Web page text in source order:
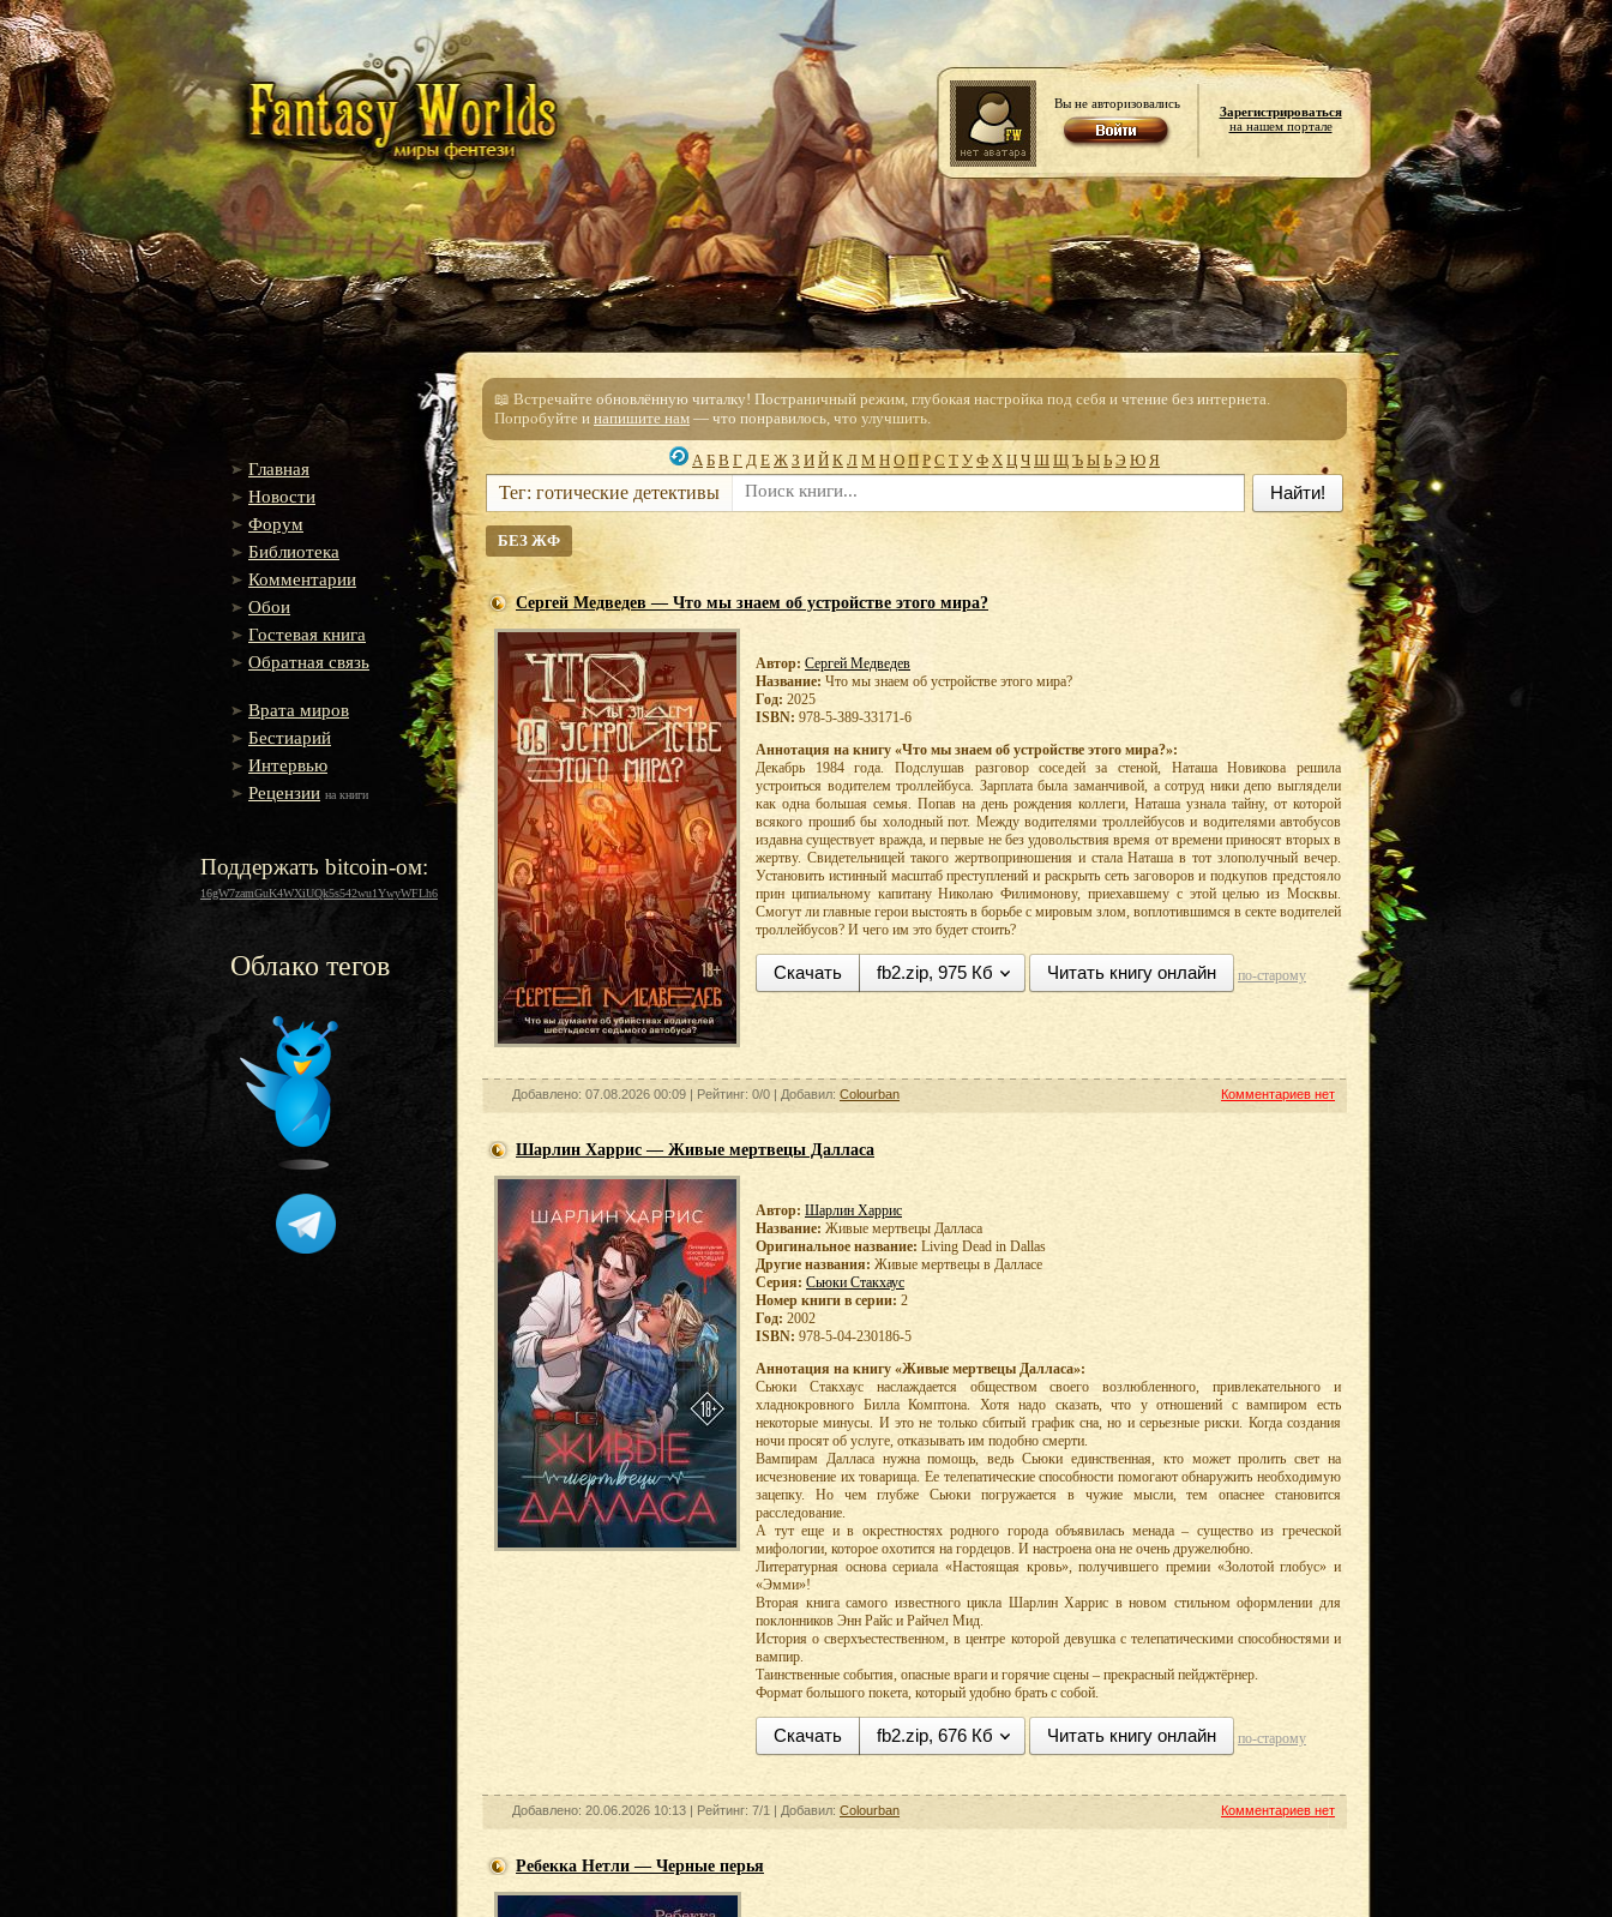
Вы не авторизовались
Зарегистрироваться
на нашем портале
Главная
Новости
Форум
Библиотека
Комментарии
Обои
Гостевая книга
Обратная связь
Врата миров
Бестиарий
Интервью
Рецензии на книги
Поддержать bitcoin-ом:
16gW7zamGuK4WXiUQk5s542wu1YwyWFLh6
Облако тегов
📖 Встречайте обновлённую читалку! Постраничный режим, глубокая настройка под себя и чтение без интернета.
Попробуйте и напишите нам — что понравилось, что улучшить.
А Б В Г Д Е Ж З И Й К Л М Н О П Р С Т У Ф Х Ц Ч Ш Щ Ъ Ы Ь Э Ю Я
Найти!
Тег: готические детективы
БЕЗ ЖФ
Сергей Медведев — Что мы знаем об устройстве этого мира?
Автор: Сергей Медведев
Название: Что мы знаем об устройстве этого мира?
Год: 2025
ISBN: 978-5-389-33171-6
Аннотация на книгу «Что мы знаем об устройстве этого мира?»:
Декабрь 1984 года. Подслушав разговор соседей за стеной, Наташа Новикова решила
устроиться водителем троллейбуса. Зарплата была заманчивой, а сотруд ники депо выглядели
как одна большая семья. Попав на день рождения коллеги, Наташа узнала тайну, от которой
всякого прошиб бы холодный пот. Между водителями троллейбусов и водителями автобусов
издавна существует вражда, и первые не без удовольствия время от времени приносят вторых в
жертву. Свидетельницей такого жертвоприношения и стала Наташа в тот злополучный вечер.
Установить истинный масштаб преступлений и раскрыть сеть заговоров и подкупов предстояло
прин ципиальному капитану Николаю Филимонову, приехавшему с этой целью из Москвы.
Смогут ли главные герои выстоять в борьбе с мировым злом, воплотившимся в секте водителей
троллейбусов? И чего им это будет стоить?
Скачать fb2.zip, 975 Кб Читать книгу онлайн по-старому
Добавлено: 07.08.2026 00:09 | Рейтинг: 0/0 | Добавил: Colourban Комментариев нет
Шарлин Харрис — Живые мертвецы Далласа
Автор: Шарлин Харрис
Название: Живые мертвецы Далласа
Оригинальное название: Living Dead in Dallas
Другие названия: Живые мертвецы в Далласе
Серия: Сьюки Стакхаус
Номер книги в серии: 2
Год: 2002
ISBN: 978-5-04-230186-5
Аннотация на книгу «Живые мертвецы Далласа»:
Сьюки Стакхаус наслаждается обществом своего возлюбленного, привлекательного и
хладнокровного Билла Комптона. Хотя надо сказать, что у отношений с вампиром есть
некоторые минусы. И это не только сбитый график сна, но и серьезные риски. Когда создания
ночи просят об услуге, отказывать им подобно смерти.
Вампирам Далласа нужна помощь, ведь Сьюки единственная, кто может пролить свет на
исчезновение их товарища. Ее телепатические способности помогают обнаружить необходимую
зацепку. Но чем глубже Сьюки погружается в чужие мысли, тем опаснее становится
расследование.
А тут еще и в окрестностях родного города объявилась менада – существо из греческой
мифологии, которое охотится на гордецов. И настроена она не очень дружелюбно.
Литературная основа сериала «Настоящая кровь», получившего премии «Золотой глобус» и
«Эмми»!
Вторая книга самого известного цикла Шарлин Харрис в новом стильном оформлении для
поклонников Энн Райс и Райчел Мид.
История о сверхъестественном, в центре которой девушка с телепатическими способностями и
вампир.
Таинственные события, опасные враги и горячие сцены – прекрасный пейджтёрнер.
Формат большого покета, который удобно брать с собой.
Скачать fb2.zip, 676 Кб Читать книгу онлайн по-старому
Добавлено: 20.06.2026 10:13 | Рейтинг: 7/1 | Добавил: Colourban Комментариев нет
Ребекка Нетли — Черные перья